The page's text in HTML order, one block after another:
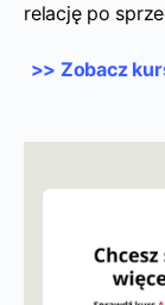
relację po
>> Zobacz